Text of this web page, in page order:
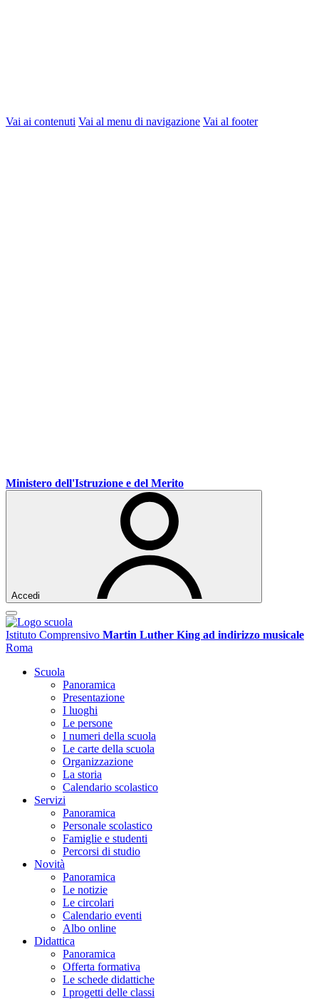
Vai ai contenuti Vai al menu di navigazione Vai al footer
Ministero dell'Istruzione e del Merito
Accedi
Istituto Comprensivo Martin Luther King ad indirizzo musicale
Roma
Scuola
Panoramica
Presentazione
I luoghi
Le persone
I numeri della scuola
Le carte della scuola
Organizzazione
La storia
Calendario scolastico
Servizi
Panoramica
Personale scolastico
Famiglie e studenti
Percorsi di studio
Novità
Panoramica
Le notizie
Le circolari
Calendario eventi
Albo online
Didattica
Panoramica
Offerta formativa
Le schede didattiche
I progetti delle classi